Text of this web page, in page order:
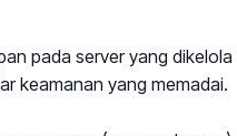
pada server yang dikelola
keamanan yang memadai.